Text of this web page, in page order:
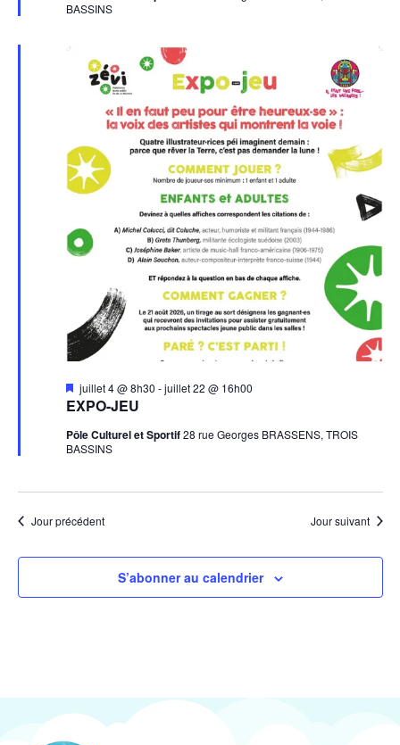
BASSINS
EXPO-JEU
Mis
en
avant
juillet 4 @ 8h30 -juillet 22 @ 16h00
Pôle Culturel et Sportif28 rue Georges BRASSENS, TROIS
BASSINS
Jour précédent Jour suivant
S’abonner au calendrier